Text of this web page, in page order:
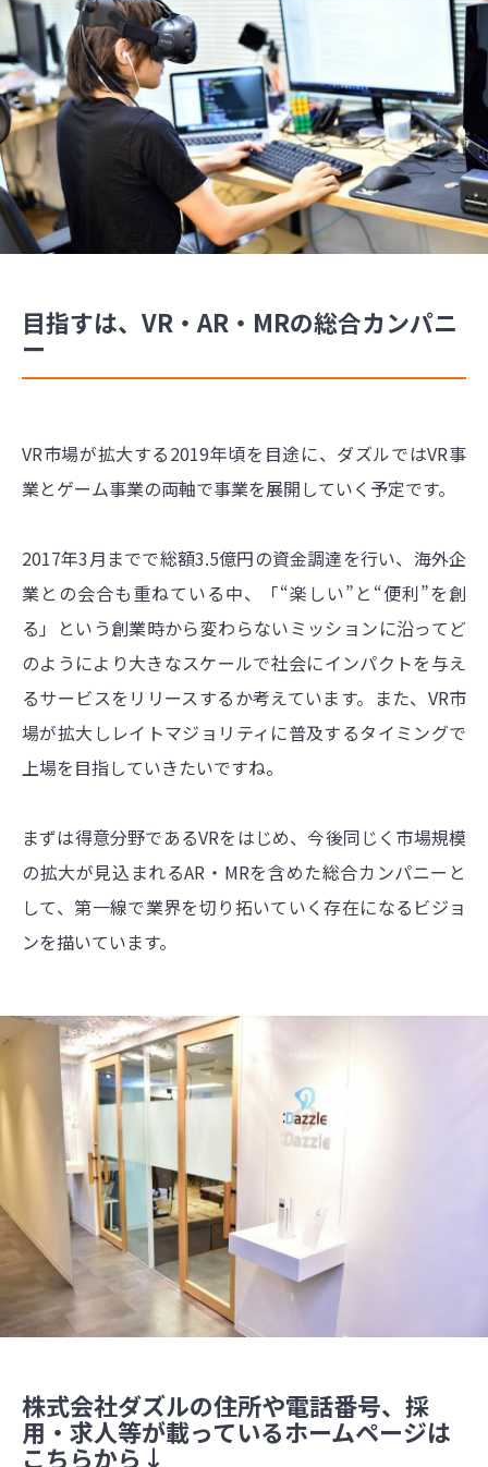
目指すは、VR・AR・MRの総合カンパニ
ー
VR市場が拡大する2019年頃を目途に、ダズルではVR事
業とゲーム事業の両軸で事業を展開していく予定です。
2017年3月までで総額3.5億円の資金調達を行い、海外企
業との会合も重ねている中、「“楽しい”と“便利”を創
る」という創業時から変わらないミッションに沿ってど
のようにより大きなスケールで社会にインパクトを与え
るサービスをリリースするか考えています。また、VR市
場が拡大しレイトマジョリティに普及するタイミングで
上場を目指していきたいですね。
まずは得意分野であるVRをはじめ、今後同じく市場規模
の拡大が見込まれるAR・MRを含めた総合カンパニーと
して、第一線で業界を切り拓いていく存在になるビジョ
ンを描いています。
株式会社ダズルの住所や電話番号、採
用・求人等が載っているホームページは
こちらから↓